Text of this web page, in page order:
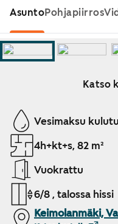
AsuntoPohjapiirros
Katso
Näytetään dia 1 / 16
Vesimaksu
4h+kt+s, 82 m²
Vuokrattu
6/8 , talossa hissi
Keimolanmäki,